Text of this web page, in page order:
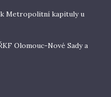
Metropolitní kapituly u
Olomouc-Nové Sady a